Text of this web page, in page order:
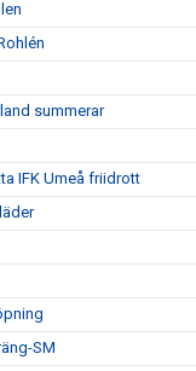
summerar
IFK Umeå friidrott
SM